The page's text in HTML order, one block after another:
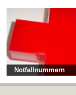
Notfallnummern